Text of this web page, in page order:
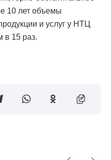
10 лет объемы
и услуг у НТЦ
в 15 раз.